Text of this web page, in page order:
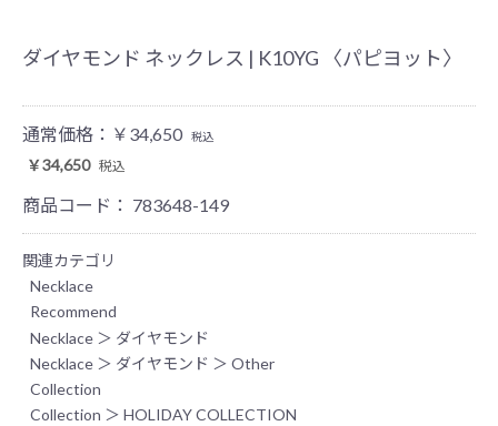
ダイヤモンド ネックレス | K10YG 〈パピヨット〉
通常価格： ￥34,650 税込
￥34,650 税込
商品コード： 783648-149
関連カテゴリ
Necklace
Recommend
Necklace ＞ ダイヤモンド
Necklace ＞ ダイヤモンド ＞ Other
Collection
Collection ＞ HOLIDAY COLLECTION